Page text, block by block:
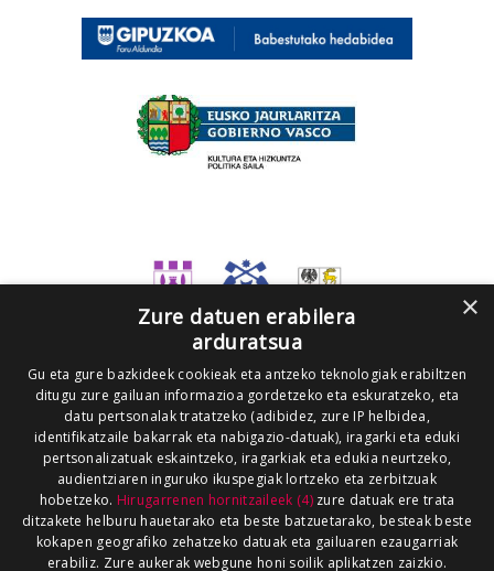
×
Zure datuen erabilera
arduratsua
Gu eta gure bazkideek cookieak eta antzeko teknologiak erabiltzen
ditugu zure gailuan informazioa gordetzeko eta eskuratzeko, eta
datu pertsonalak tratatzeko (adibidez, zure IP helbidea,
identifikatzaile bakarrak eta nabigazio-datuak), iragarki eta eduki
pertsonalizatuak eskaintzeko, iragarkiak eta edukia neurtzeko,
audientziaren inguruko ikuspegiak lortzeko eta zerbitzuak
hobetzeko. Hirugarrenen hornitzaileek (4)zure datuak ere trata
ditzakete helburu hauetarako eta beste batzuetarako, besteak beste
kokapen geografiko zehatzeko datuak eta gailuaren ezaugarriak
erabiliz. Zure aukerak webgune honi soilik aplikatzen zaizkio.